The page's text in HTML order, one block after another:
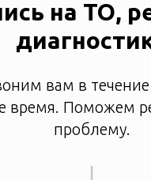
на ТО,
вам в
время. Поможем
проблему.